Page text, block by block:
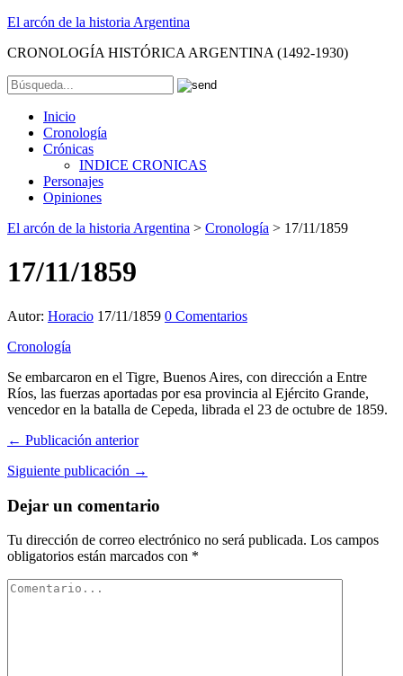
El arcón de la historia Argentina
CRONOLOGÍA HISTÓRICA ARGENTINA (1492-1930)
Inicio
Cronología
Crónicas
INDICE CRONICAS
Personajes
Opiniones
El arcón de la historia Argentina > Cronología > 17/11/1859
17/11/1859
Autor: Horacio 17/11/1859 0 Comentarios
Cronología
Se embarcaron en el Tigre, Buenos Aires, con dirección a Entre
Ríos, las fuerzas aportadas por esa provincia al Ejército Grande,
vencedor en la batalla de Cepeda, librada el 23 de octubre de 1859.
← Publicación anterior
Siguiente publicación →
Dejar un comentario
Tu dirección de correo electrónico no será publicada. Los campos
obligatorios están marcados con *